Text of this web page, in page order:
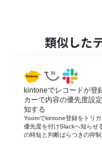
■フローボットの流れ
する
次に、トリガー
されたら（
る
最後に、オペレ
ストメッセージ
メッセージ内容
類似した
kintoneでレコードが登
カーで内容の優先度設
知する
Yoomでkintone登録をトリガ
優先度を付けSlackへ知らせ
の時短と判断ばらつきの抑制